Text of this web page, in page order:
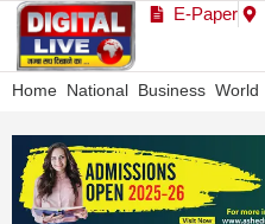
E-Paper
Home National Business World